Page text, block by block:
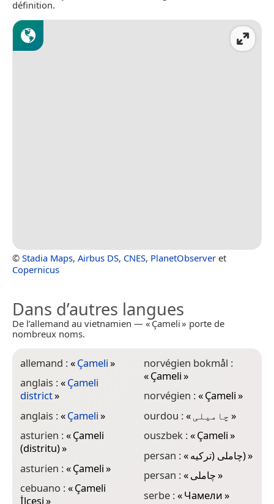
définition.
© Stadia Maps, Airbus DS, CNES, PlanetObserver et
Copernicus
Dans d’autres langues
De l’allemand au vietnamien — « Çameli » porte de
nombreux noms.
allemand :«Çameli»
anglais :«Çameli
district»
anglais :«Çameli»
asturien :«Çameli
(distritu)»
asturien :«Çameli»
cebuano :«Çameli
İlçesi»
norvégien bokmål :
«Çameli»
norvégien :«Çameli»
ourdou :«چامیلی »
ouszbek :«Çameli»
persan :« چاملی (ترکیه)»
persan :«چاملی»
serbe :«Чамели»